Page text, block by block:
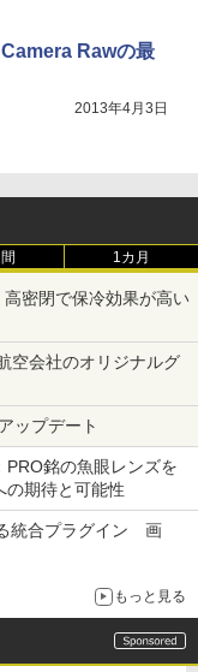
Rawの最
2013年4月3日
1カ月
密閉で保冷効果が高い
空会社のオリジナルグ
ップデート
銘の魚眼レンズを
の期待と可能性
統合プラグイン 画
もっと見る